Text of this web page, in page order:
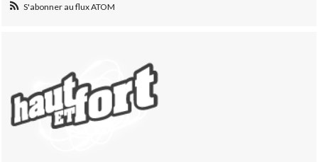
S'abonner au flux ATOM